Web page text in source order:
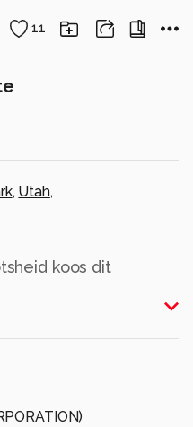
11
, Utah,
koos dit
)